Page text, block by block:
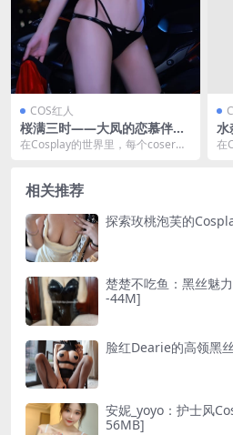
COS红人
桜满三时——大凤的恋慕伴侣
演绎 [20P-181M]
在Cosplay的世界里，每个coser都
水
子
在
相关推荐
探索玫桃泡芙的
楚楚不吃鱼：黑丝魅
-44M]
脸红Dearie的高领黑
安妮_yoyo：护士风
56MB]